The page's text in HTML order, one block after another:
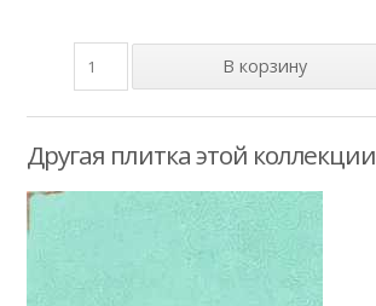
Другая плитка этой коллекции